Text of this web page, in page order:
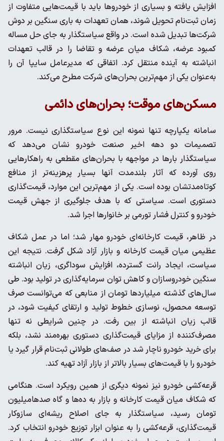
افزایش یافته و بسیاری از خودروها باید با قیمت‌هایی متفاوت از
زمان ثبت‌نام تحویل شوند، همان تعهدات به باری سنگین بر دوش
شرکت‌ها تبدیل شده است. در واقع سیاستگذار به جای حل مساله
کمبود عرضه، شکاف میان عرضه و تقاضا را در قالب تعهدات
انباشته به آینده منتقل کرد. اتفاقی که مدیرعامل سایپا آن را
به‌عنوان یکی از مهم‌ترین بحران‌های شرکت مطرح می‌کند.
مسکن‌های موقت؛ بحران‌های دائمی
سامانه یکپارچه تنها نمونه این نوع سیاستگذاری نیست. مرور
تصمیمات دو دهه اخیر صنعت خودرو نشان می‌دهد که
سیاستگذار بارها در مواجهه با بحران‌های مقطعی به راهکارهایی
روی آورده که آثار بلندمدت آنها بسیار پرهزینه‌تر از منافع
کوتاه‌مدتشان بوده است. یکی از مهم‌ترین این موارد، قیمت‌گذاری
دستوری است. سیاستی که با هدف جلوگیری از جهش قیمت
خودرو و کنترل فشار تورمی بر خانوارها اجرا شد.
در ظاهر، قیمت کارخانه‌ای خودرو مهار شد؛ اما در عمل شکاف
عظیمی میان قیمت کارخانه و بازار آزاد شکل گرفت. نتیجه این
سیاست، ایجاد رانت گسترده، افزایش سوداگری، زیان انباشته
سنگین خودروسازان و کاهش توان سرمایه‌گذاری در تولید بود. طی
سال‌های گذشته‌ میلیاردها تومان از منابعی که می‌توانست صرف
توسعه محصول، نوسازی خطوط تولید و ارتقای کیفیت شود، در
قالب زیان انباشته از بین رفت. در چنین شرایطی نه تنها
مصرف‌کننده از مزایای قیمت‌گذاری دستوری بهره‌مند نشد، بلکه
برای خرید خودرو ناچار شد در صف‌های طولانی ثبت‌نام قرار گیرد یا
خودرو را با قیمت‌های بسیار بالاتر از بازار آزاد تهیه کند.
قرعه‌کشی خودرو نیز نمونه دیگری از همین رویکرد است. هنگامی
که شکاف میان قیمت کارخانه و بازار به ده‌ها و گاه صدها‌میلیون
تومان رسید، سیاستگذار به جای اصلاح ریشه‌ای سازوکار
قیمت‌گذاری، قرعه‌کشی را به عنوان ابزار توزیع خودرو انتخاب کرد.